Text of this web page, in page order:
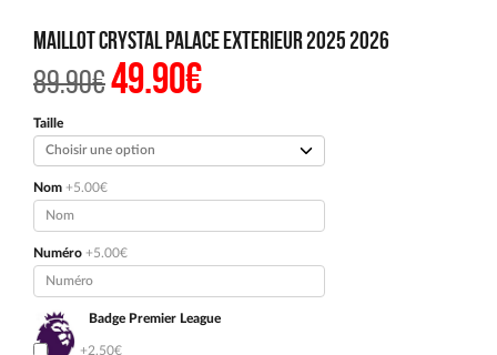
Maillot Crystal Palace Exterieur 2025 2026
89.90€Le
prix
était :
89.90€.
49.90€Le
prix
est :
49.90€.
Taille
Nom +5.00€
Numéro +5.00€
Badge Premier League
Oui +2.50€